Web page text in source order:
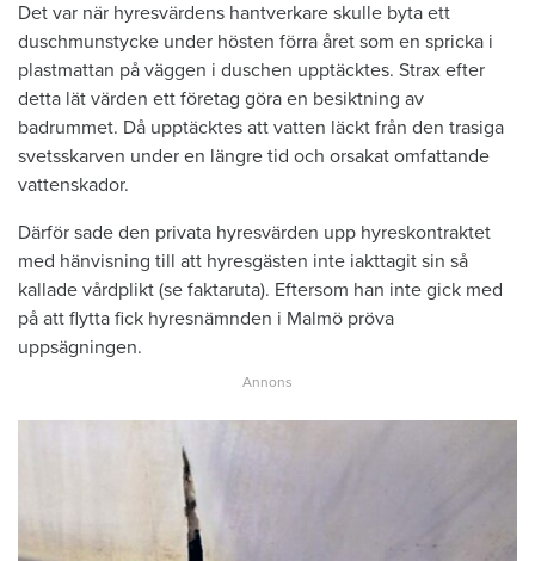
Det var när hyresvärdens hantverkare skulle byta ett
duschmunstycke under hösten förra året som en spricka i
plastmattan på väggen i duschen upptäcktes. Strax efter
detta lät värden ett företag göra en besiktning av
badrummet. Då upptäcktes att vatten läckt från den trasiga
svetsskarven under en längre tid och orsakat omfattande
vattenskador.
Därför sade den privata hyresvärden upp hyreskontraktet
med hänvisning till att hyresgästen inte iakttagit sin så
kallade vårdplikt (se faktaruta). Eftersom han inte gick med
på att flytta fick hyresnämnden i Malmö pröva
uppsägningen.